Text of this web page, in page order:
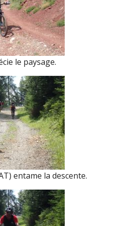
le paysage.
entame la descente.